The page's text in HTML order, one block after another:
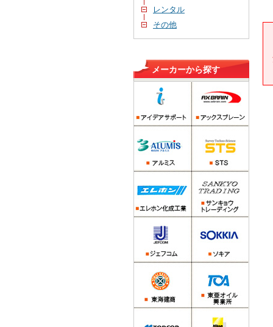
レンタル
その他
メーカーから探す